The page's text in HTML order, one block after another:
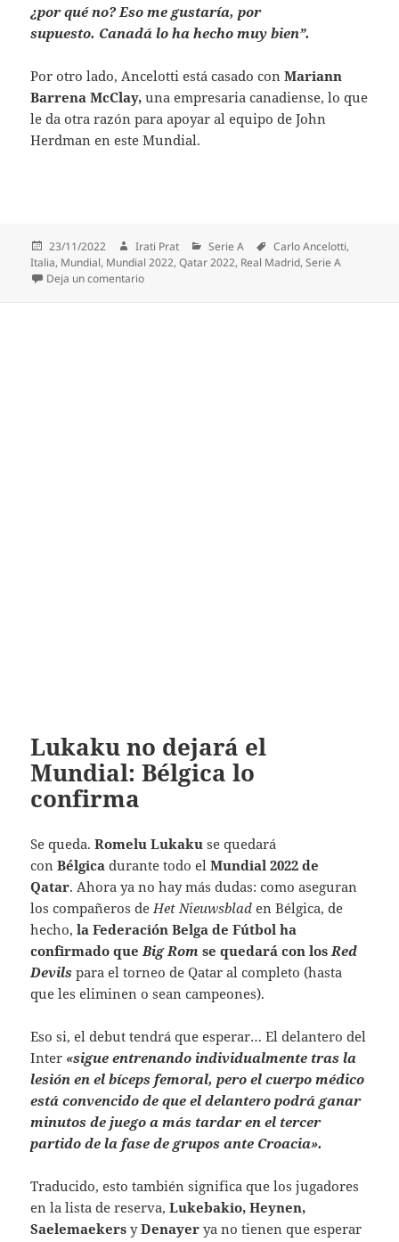
¿por qué no? Eso me gustaría, por
supuesto. Canadá lo ha hecho muy bien”.
Por otro lado, Ancelotti está casado conMariann
Barrena McClay, una empresaria canadiense, lo que
le da otra razón para apoyar al equipo de John
Herdman en este Mundial.
Publicado
el
23/11/2022 Autor
Irati Prat Categorías
Serie A Etiquetas
Carlo Ancelotti,
Italia, Mundial, Mundial 2022,Qatar 2022, Real Madrid,Serie A
Deja un comentarioen El equipo al que apoyará Ancelotti en Qatar
Lukaku no dejará el
Mundial: Bélgica lo
confirma
Se queda.Romelu Lukaku se quedará
conBélgica durante todo elMundial 2022 de
Qatar. Ahora ya no hay más dudas: como aseguran
los compañeros deHet Nieuwsblad en Bélgica, de
hecho, la Federación Belga de Fútbol ha
confirmado que Big Rom se quedará con losRed
Devils para el torneo de Qatar al completo (hasta
que les eliminen o sean campeones).
Eso si, el debut tendrá que esperar… El delantero del
Inter «sigue entrenando individualmente tras la
lesión en el bíceps femoral, pero el cuerpo médico
está convencido de que el delantero podrá ganar
minutos de juego a más tardar en el tercer
partido de la fase de grupos ante Croacia».
Traducido, esto también significa que los jugadores
en la lista de reserva,Lukebakio, Heynen,
Saelemaekers yDenayer ya no tienen que esperar